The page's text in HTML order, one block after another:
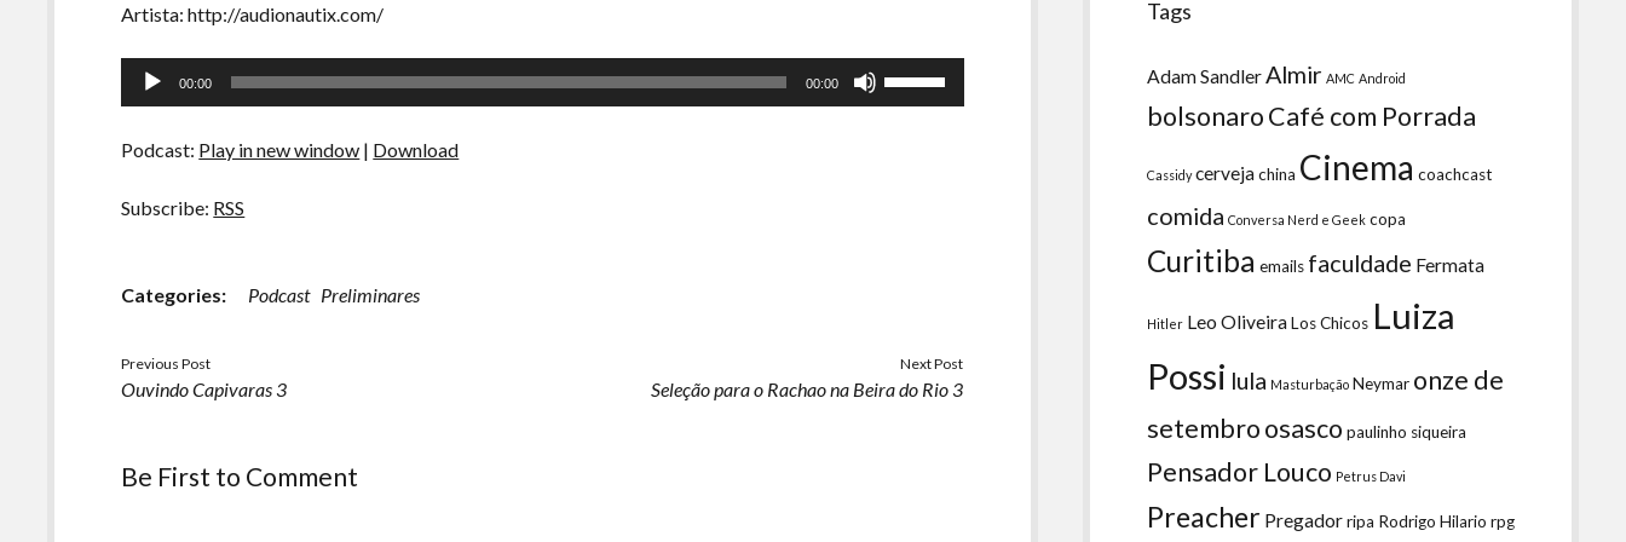
Artista: http://audionautix.com/
Tocador
00:00 00:00
ou
diminuir
Podcast: Play in new window | Download
Subscribe: RSS
Categories: Podcast Preliminares
Previous Post
Ouvindo Capivaras 3
Next Post
Seleção para o Rachao na Beira do Rio 3
Be First to Comment
Tags
Adam Sandler Almir AMC Android
bolsonaroCafé com Porrada
Cassidy cervejachina Cinema coachcast
comida Conversa Nerd e Geek copa
Curitiba emails faculdade Fermata
Hitler Leo OliveiraLos Chicos Luiza
Possi lula Masturbação Neymar onze de
setembroosasco paulinho siqueira
Pensador Louco Petrus Davi
Preacher Pregadorripa Rodrigo Hilario rpg